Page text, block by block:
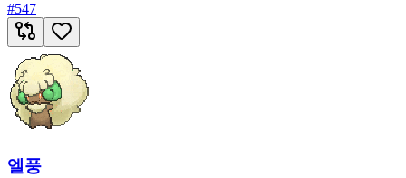
#547
엘풍